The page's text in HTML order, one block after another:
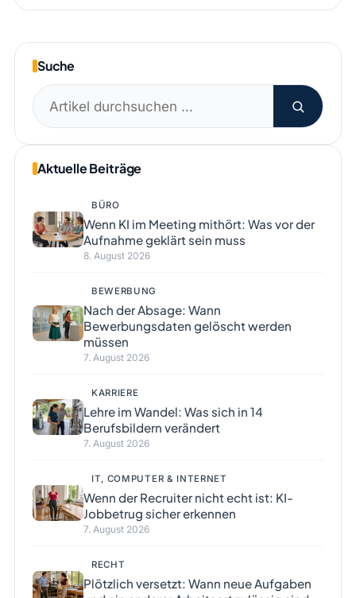
Suche
Suchen
nach:
Aktuelle Beiträge
BÜRO
Wenn KI im Meeting mithört: Was vor der
Aufnahme geklärt sein muss
8. August 2026
BEWERBUNG
Nach der Absage: Wann
Bewerbungsdaten gelöscht werden
müssen
7. August 2026
KARRIERE
Lehre im Wandel: Was sich in 14
Berufsbildern verändert
7. August 2026
IT, COMPUTER & INTERNET
Wenn der Recruiter nicht echt ist: KI-
Jobbetrug sicher erkennen
7. August 2026
RECHT
Plötzlich versetzt: Wann neue Aufgaben